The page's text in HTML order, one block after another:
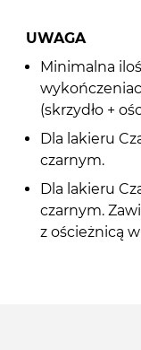
UWAGA
Minimalna
(skrzydło +
Dla lakieru
czarnym.
Dla lakieru
czarnym.
z ościeżnicą